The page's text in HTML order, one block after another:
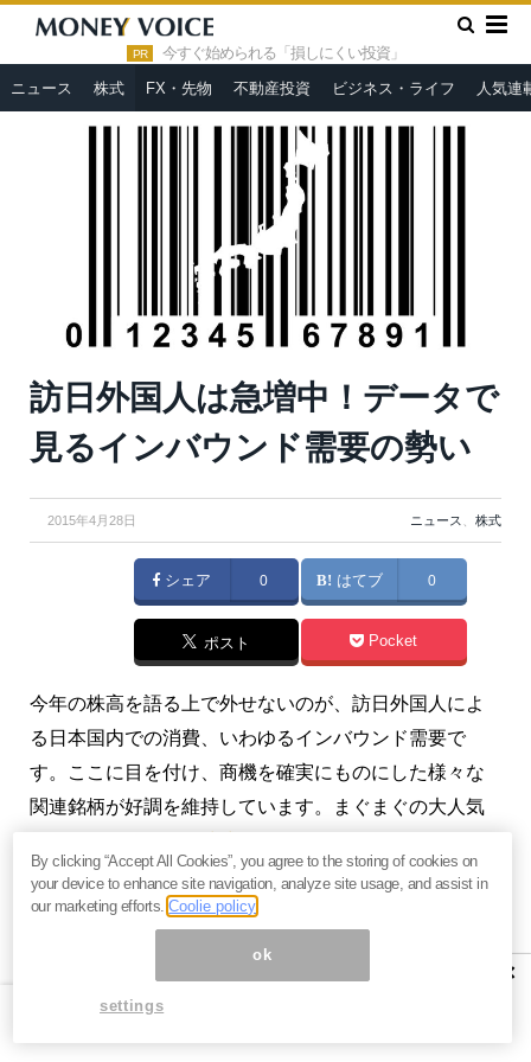
PR 今すぐ始められる「損しにくい投資」
ニュース 株式 FX・先物 不動産投資 ビジネス・ライフ 人気連
HOME » ニュース »
訪日外国人は急増中！データで見るインバ
ウンド需要の勢い
訪日外国人は急増中！データで
見るインバウンド需要の勢い
2015年4月28日 ニュース、 株式
シェア 0 はてブ 0
ポスト Pocket
今年の株高を語る上で外せないのが、訪日外国人によ
る日本国内での消費、いわゆるインバウンド需要で
す。ここに目を付け、商機を確実にものにした様々な
関連銘柄が好調を維持しています。まぐまぐの大人気
上げています。
ハロー！株式』（2015年4月25日号）より一部抜粋
3月の訪日外国人数が単月として過去最高を記録、152
万6000人と150万人を突破しています（政府観光局調
べ）。昨年の3月は105万559人でしたので、前年同月
×
By clicking “Accept All Cookies”, you agree to the storing of cookies on
your device to enhance site navigation, analyze site usage, and assist in
our marketing efforts.Coolie policy
ok
settings